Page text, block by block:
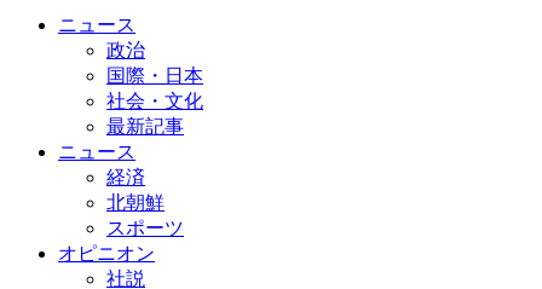
ニュース
政治
国際・日本
社会・文化
最新記事
ニュース
経済
北朝鮮
スポーツ
オピニオン
社説